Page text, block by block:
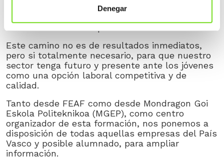
Denegar
programa de especialización en fundición, el
conocimientos específicos necesarios.
Este camino no es de resultados inmediatos,
pero si totalmente necesario, para que nuestro
sector tenga futuro y presente ante los jóvenes
como una opción laboral competitiva y de
calidad.
Tanto desde FEAF como desde Mondragon Goi
Eskola Politeknikoa (MGEP), como centro
organizador de esta formación, nos ponemos a
disposición de todas aquellas empresas del País
Vasco y posible alumnado, para ampliar
información.